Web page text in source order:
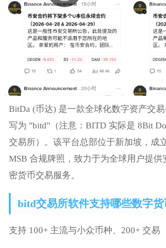
BitDa (币达) 是一款全球化数字资产交
写为 "bitd"（注意：BITD 实际是 8Bit
交易所）。该平台总部位于新加坡，成
MSB 合规牌照，致力于为全球用户提供
密货币交易服务。
bitd交易所软件支持哪些数字货
支持 100+ 主流与小众币种、200+ 交易